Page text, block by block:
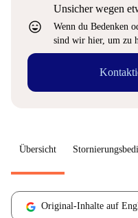
sentiment_very_satisfied
Unsicher wegen
Wenn du Bedenken
sind wir hier, um zu
Übersicht
Original-Inhalte auf